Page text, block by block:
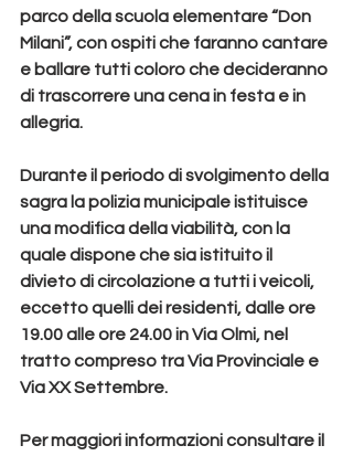
parco della scuola elementare “Don
Milani”, con ospiti che faranno cantare
e ballare tutti coloro che decideranno
di trascorrere una cena in festa e in
allegria.
Durante il periodo di svolgimento della
sagra la polizia municipale istituisce
una modifica della viabilità, con la
quale dispone che sia istituito il
divieto di circolazione a tutti i veicoli,
eccetto quelli dei residenti, dalle ore
19.00 alle ore 24.00 in Via Olmi, nel
tratto compreso tra Via Provinciale e
Via XX Settembre.
Per maggiori informazioni consultare il